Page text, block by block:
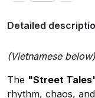
Detailed
(Vietnamese below)
The "Street
rhythm, chaos,